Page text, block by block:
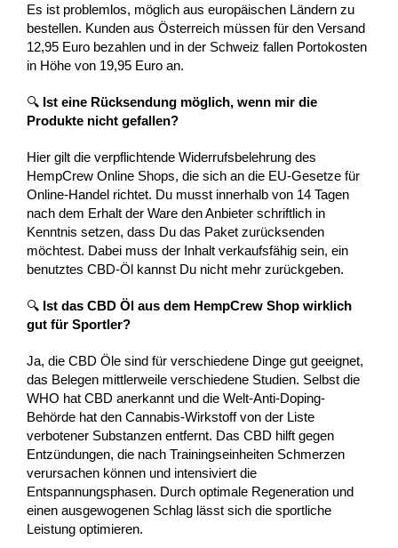
Es ist problemlos, möglich aus europäischen Ländern zu
bestellen. Kunden aus Österreich müssen für den Versand
12,95 Euro bezahlen und in der Schweiz fallen Portokosten
in Höhe von 19,95 Euro an.
🔍 Ist eine Rücksendung möglich, wenn mir die
Produkte nicht gefallen?
Hier gilt die verpflichtende Widerrufsbelehrung des
HempCrew Online Shops, die sich an die EU-Gesetze für
Online-Handel richtet. Du musst innerhalb von 14 Tagen
nach dem Erhalt der Ware den Anbieter schriftlich in
Kenntnis setzen, dass Du das Paket zurücksenden
möchtest. Dabei muss der Inhalt verkaufsfähig sein, ein
benutztes CBD-Öl kannst Du nicht mehr zurückgeben.
🔍 Ist das CBD Öl aus dem HempCrew Shop wirklich
gut für Sportler?
Ja, die CBD Öle sind für verschiedene Dinge gut geeignet,
das Belegen mittlerweile verschiedene Studien. Selbst die
WHO hat CBD anerkannt und die Welt-Anti-Doping-
Behörde hat den Cannabis-Wirkstoff von der Liste
verbotener Substanzen entfernt. Das CBD hilft gegen
Entzündungen, die nach Trainingseinheiten Schmerzen
verursachen können und intensiviert die
Entspannungsphasen. Durch optimale Regeneration und
einen ausgewogenen Schlag lässt sich die sportliche
Leistung optimieren.